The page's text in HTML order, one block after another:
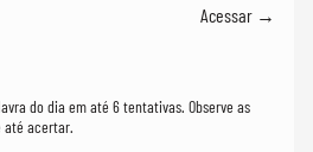
Acessar →
do dia em até 6 tentativas. Observe as
até acertar.